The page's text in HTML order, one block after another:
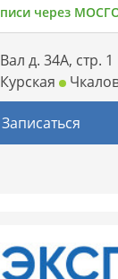
через
д. 34А, стр. 1
Курская
Записаться